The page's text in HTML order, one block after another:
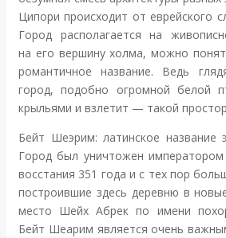
Ципори происходит от еврейского
Город располагается на
на его вершину холма, можно
романтичное название. Ведь
город, подобно огромной белой
крыльями и взлетит — такой
Бейт Шеэрим: латинское
Город был уничтожен
восстания 351 года и с тех пор
построившие здесь деревню в
место Шейх Абрек по имени
Бейт Шеарим является очень